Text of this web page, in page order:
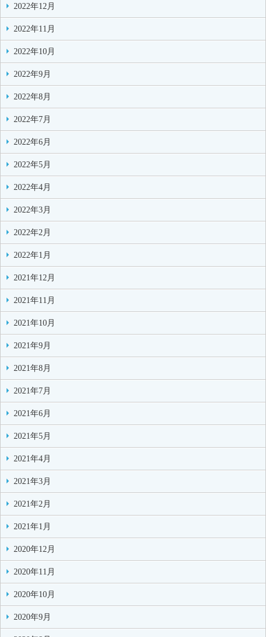
2022年12月
2022年11月
2022年10月
2022年9月
2022年8月
2022年7月
2022年6月
2022年5月
2022年4月
2022年3月
2022年2月
2022年1月
2021年12月
2021年11月
2021年10月
2021年9月
2021年8月
2021年7月
2021年6月
2021年5月
2021年4月
2021年3月
2021年2月
2021年1月
2020年12月
2020年11月
2020年10月
2020年9月